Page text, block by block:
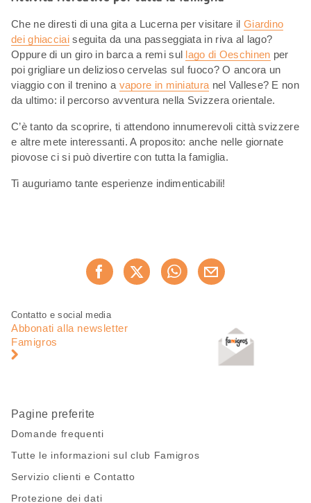
Che ne diresti di una gita a Lucerna per visitare il Giardino
dei ghiacciaiseguita da una passeggiata in riva al lago?
Oppure di un giro in barca a remi sul lago di Oeschinen per
poi grigliare un delizioso cervelas sul fuoco? O ancora un
viaggio con il trenino a vapore in miniatura nel Vallese? E non
da ultimo: il percorso avventura nella Svizzera orientale.
C’è tanto da scoprire, ti attendono innumerevoli città svizzere
e altre mete interessanti. A proposito: anche nelle giornate
piovose ci si può divertire con tutta la famiglia.
Ti auguriamo tante esperienze indimenticabili!
Consiglia ora
Piè
pagina
Navigazione
pagina
Contatto e social media
Abbonati alla newsletter
Famigros
Pagine preferite
Domande frequenti
Tutte le informazioni sul club Famigros
Servizio clienti e Contatto
Protezione dei dati